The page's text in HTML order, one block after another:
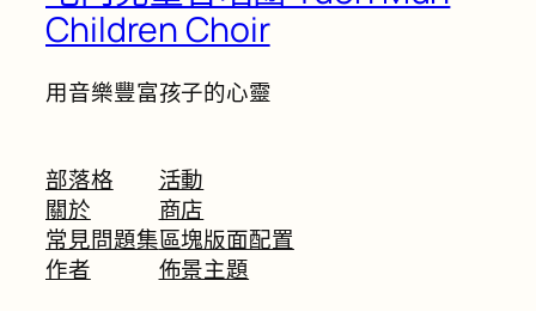
Children Choir
用音樂豐富孩子的心靈
部落格
關於
常見問題集
作者
活動
商店
區塊版面配置
佈景主題